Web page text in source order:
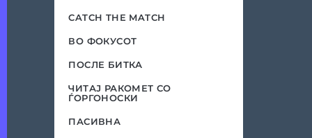
CATCH THE MATCH
ВО ФОКУСОТ
ПОСЛЕ БИТКА
ЧИТАЈ РАКОМЕТ СО
ЃОРГОНОСКИ
ПАСИВНА